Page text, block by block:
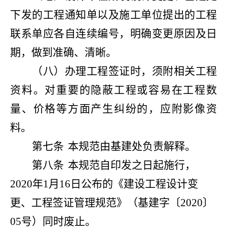
下发的工程通知单以及施工单位提出的工程
联系单应各自连续编号，明确变更原因及日
期，做到准确、清晰。
（八）办理工程签证时，须附相关工程
资料。对重要的隐蔽工程或容易在工程数
量、价格等方面产生纠纷的，应附影像资
料。
第七条 本规范由基建处负责解释。
第八条 本规范自印发之日起施行，
2020年1月16日公布的《建设工程设计变
更、工程签证管理规范》（基建字〔2020〕
05号）同时废止。